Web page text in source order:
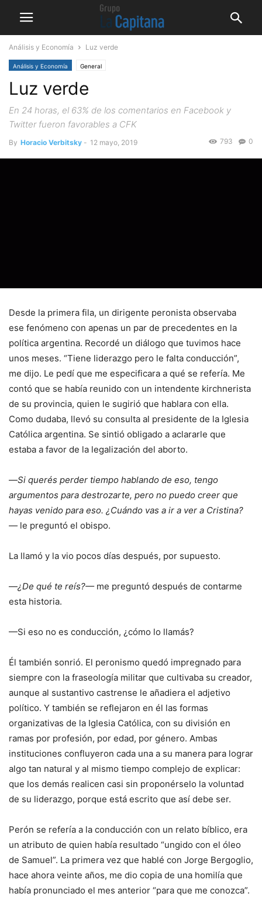
Análisis y Economía Luz verde
Análisis y Economía General
Luz verde
En 24 horas, el 63% de los comentarios en Facebook y
Twitter fueron favorables a CFK
By Horacio Verbitsky - 12 mayo, 2019 0
793
Desde la primera fila, un dirigente peronista observaba
ese fenómeno con apenas un par de precedentes en la
política argentina. Recordé un diálogo que tuvimos hace
unos meses. “Tiene liderazgo pero le falta conducción”,
me dijo. Le pedí que me especificara a qué se refería. Me
contó que se había reunido con un intendente kirchnerista
de su provincia, quien le sugirió que hablara con ella.
Como dudaba, llevó su consulta al presidente de la Iglesia
Católica argentina. Se sintió obligado a aclararle que
estaba a favor de la legalización del aborto.
—Si querés perder tiempo hablando de eso, tengo
argumentos para destrozarte, pero no puedo creer que
hayas venido para eso. ¿Cuándo vas a ir a ver a Cristina?
— le preguntó el obispo.
La llamó y la vio pocos días después, por supuesto.
—¿De qué te reís?—me preguntó después de contarme
esta historia.
—Si eso no es conducción, ¿cómo lo llamás?
Él también sonrió. El peronismo quedó impregnado para
siempre con la fraseología militar que cultivaba su creador,
aunque al sustantivo castrense le añadiera el adjetivo
político. Y también se reflejaron en él las formas
organizativas de la Iglesia Católica, con su división en
ramas por profesión, por edad, por género. Ambas
instituciones confluyeron cada una a su manera para lograr
algo tan natural y al mismo tiempo complejo de explicar:
que los demás realicen casi sin proponérselo la voluntad
de su liderazgo, porque está escrito que así debe ser.
Perón se refería a la conducción con un relato bíblico, era
un atributo de quien había resultado “ungido con el óleo
de Samuel”. La primera vez que hablé con Jorge Bergoglio,
hace ahora veinte años, me dio copia de una homilía que
había pronunciado el mes anterior “para que me conozca”.